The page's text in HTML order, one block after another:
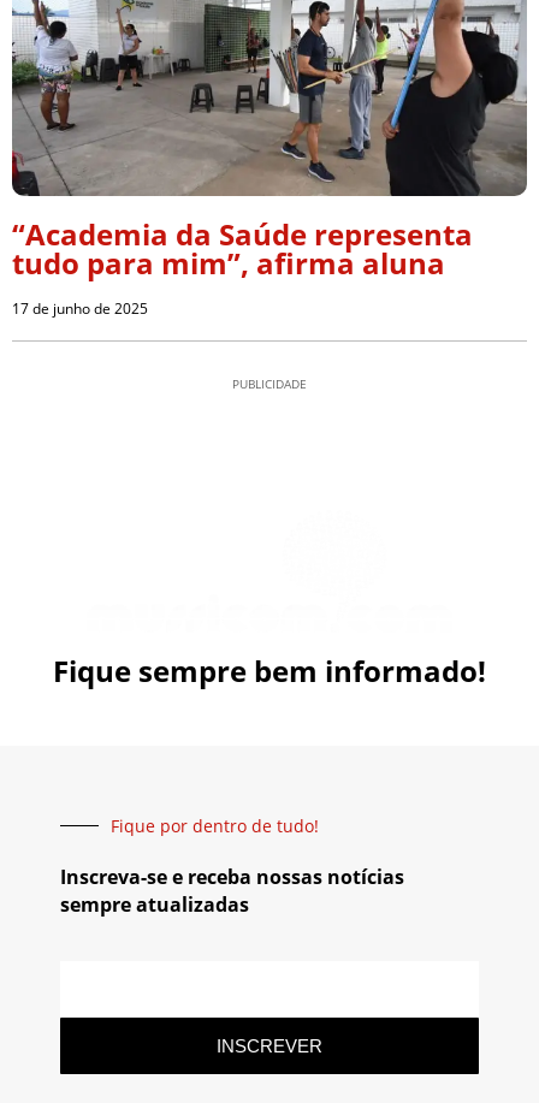
“Academia da Saúde representa
tudo para mim”, afirma aluna
17 de junho de 2025
PUBLICIDADE
Fique sempre bem informado!
Fique por dentro de tudo!
Inscreva-se e receba nossas notícias
sempre atualizadas
INSCREVER